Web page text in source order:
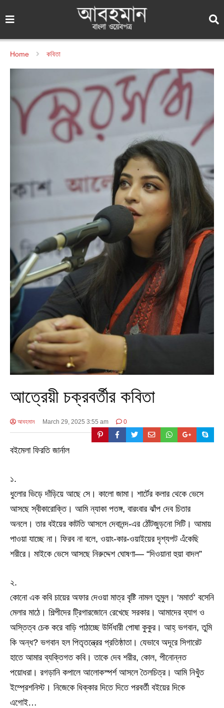
Home কবিতা
আত্রেয়ী চক্রবর্তীর কবিতা
আবহমান March 29, 2025 3:55 am 0
বইমেলা ফিরতি জার্নাল
১.
ধুলোর ভিড়ে দাঁড়িয়ে আছে সে। কালো জামা। শার্টের কলার থেকে ভেসে
আসছে স্বীকারোক্তি। আমি ন্যাকা পতঙ্গ, বারংবার ঝাঁপ দেব চিতার
অনলে। তার বইয়ের কাটতি আসলে দেবানন্দ-এর ঠোঁটজুড়নো সিটি। আমায়
পাওয়া যাচ্ছে না। ফিরব না বলে, ওয়াং-কার-ওয়াইয়ের দৃশ্যপট এঁকেছি
শরীরে। মাইকে ভেসে আসছে নিরুদ্দেশ ঘোষণা— “দিওয়ানা হুয়া বাদল”
২.
কোনো এক কবি চায়ের অফার দেওয়া মাত্র বৃষ্টি নামল তুমুল। ‘মমার্ত’ বসেনি
মেলার মাঠে। শিল্পীদের ট্রিগারজোনে রেখেছে সরকার। আমাদের ব্যাগ ও
অস্তিত্ব চেক করে বাড়ি পাঠাচ্ছে উর্দিধারী পোষা কুকুর। আহ্ ভগবান, তুমি
কি অন্ধ? ভগবান হল পিতৃতন্ত্রের প্রতিষ্ঠাতা। যেভাবে অদূরে সিগারেট
হাতে আমার ব্যক্তিগত কবি। তাকে দেব শরীর, কোল, পীনোন্নত
পয়োধরা। রগড়ানি কপালে আলোকস্পর্শ আসলে তৈলচিত্র। আমি নিখুঁত
ইম্প্রেশনিস্ট। নিজেকে ধিক্কার দিতে দিতে পরবর্তী বইয়ের দিকে
এগোই…